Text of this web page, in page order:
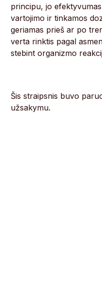
principu, jo
vartojimo ir tinkamos
geriamas prieš ar po
verta rinktis pagal
stebint organizmo
Šis straipsnis buvo
užsakymu.